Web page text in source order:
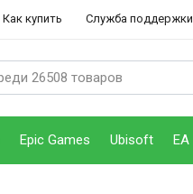
Как купить Служба поддержки
Epic Games Ubisoft EA